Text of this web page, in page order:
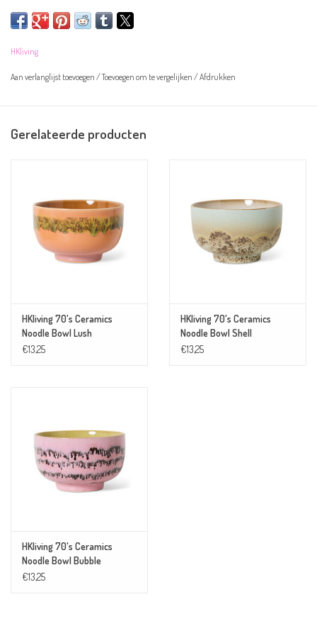
afbeelding.
- Kleur: paars, roze, okergeel en zwart
- Magnetron- en vaatwasserbestendig
HKliving
Aan verlanglijst toevoegen /Toevoegen om te vergelijken /Afdrukken
Gerelateerde producten
HKliving 70's Ceramics
Noodle Bowl Lush
€13,25
HKliving 70's Ceramics
Noodle Bowl Shell
€13,25
HKliving 70's Ceramics
Noodle Bowl Bubble
€13,25